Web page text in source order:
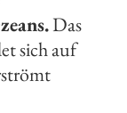
Das
sich auf